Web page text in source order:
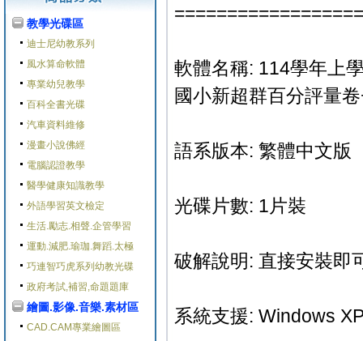
教學光碟區
迪士尼幼教系列
風水算命軟體
專業幼兒教學
百科全書光碟
汽車資料維修
漫畫小說佛經
電腦認證教學
醫學健康知識教學
外語學習英文檢定
生活.勵志.相聲.企管學習
運動.減肥.瑜珈.舞蹈.太極
巧連智巧虎系列幼教光碟
政府考試,補習,命題題庫
繪圖.影像.音樂.素材區
CAD.CAM專業繪圖區
軟體名稱: 114學年上
國小新超群百分評量
語系版本: 繁體中文版
光碟片數: 1片裝
破解說明: 直接安裝即
系統支援: Windows